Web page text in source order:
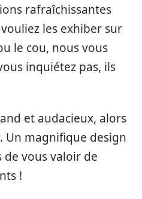
rafraîchissantes
les exhiber sur
le cou, nous vous
inquiétez pas, ils
et audacieux, alors
Un magnifique design
vous valoir de
!